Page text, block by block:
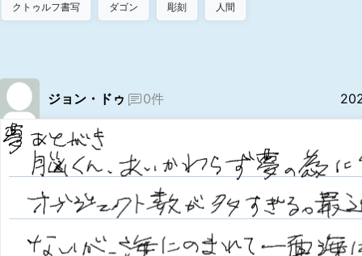
クトゥルフ書写 ダゴン 彫刻 人間
ジョン・ドゥ 0件